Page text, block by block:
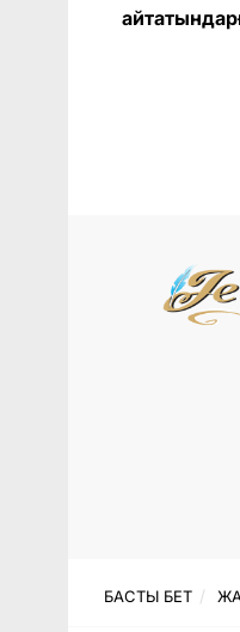
БАСТЫ БЕТ